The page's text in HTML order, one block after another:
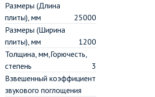
Размеры (Длина
плиты), мм
25000
Размеры (Ширина
плиты), мм
1200
Толщина, мм,Горючесть,
степень
3
Взвешенный коэффициент
звукового поглощения